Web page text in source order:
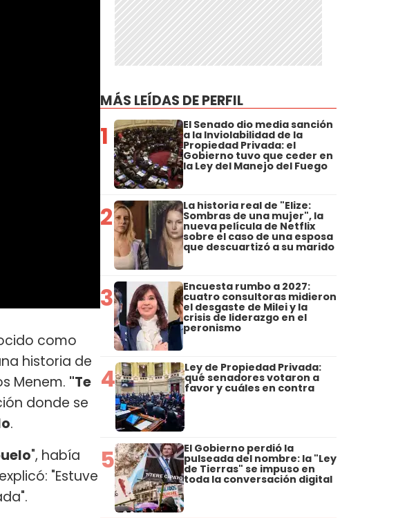
como
historia de
Menem. "Te
donde se
.
", había
"Estuve
MÁS LEÍDAS DE PERFIL
1 El Senado dio media sanción
a la Inviolabilidad de la
Propiedad Privada: el
Gobierno tuvo que ceder en
la Ley del Manejo del Fuego
2 La historia real de "Elize:
Sombras de una mujer", la
nueva película de Netflix
sobre el caso de una esposa
que descuartizó a su marido
3 Encuesta rumbo a 2027:
cuatro consultoras midieron
el desgaste de Milei y la
crisis de liderazgo en el
peronismo
4 Ley de Propiedad Privada:
qué senadores votaron a
favor y cuáles en contra
5 El Gobierno perdió la
pulseada del nombre: la "Ley
de Tierras" se impuso en
toda la conversación digital